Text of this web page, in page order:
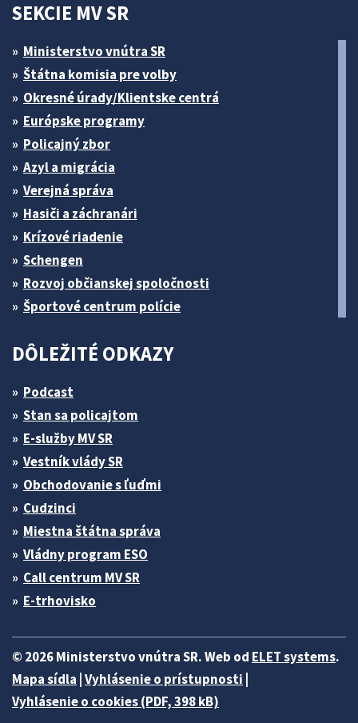
SEKCIE MV SR
Ministerstvo vnútra SR
Štátna komisia pre volby
Okresné úrady/Klientske centrá
Európske programy
Policajný zbor
Azyl a migrácia
Verejná správa
Hasiči a záchranári
Krízové riadenie
Schengen
Rozvoj občianskej spoločnosti
Športové centrum polície
DÔLEŽITÉ ODKAZY
Podcast
Stan sa policajtom
E-služby MV SR
Vestník vlády SR
Obchodovanie s ľuďmi
Cudzinci
Miestna štátna správa
Vládny program ESO
Call centrum MV SR
E-trhovisko
© 2026 Ministerstvo vnútra SR. Web od ELET systems.
Mapa sídla Vyhlásenie o prístupnosti
Vyhlásenie o cookies (PDF, 398 kB)